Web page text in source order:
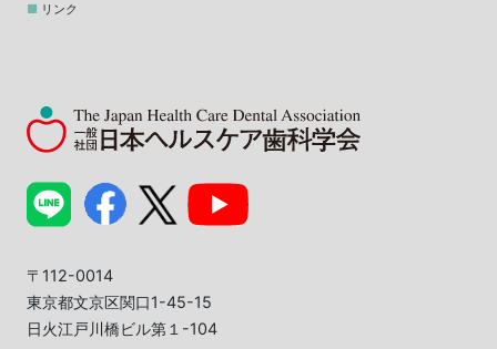
リンク
〒112-0014
東京都文京区関口1-45-15
日火江戸川橋ビル第１-104